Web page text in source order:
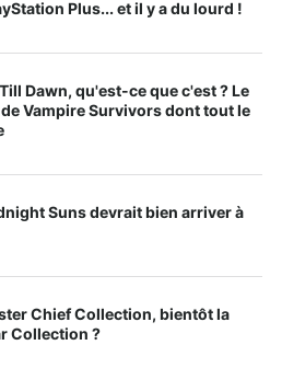
Plus... et il y a du lourd !
Dawn, qu'est-ce que c'est ? Le
Vampire Survivors dont tout le
Suns devrait bien arriver à
Chief Collection, bientôt la
Collection ?